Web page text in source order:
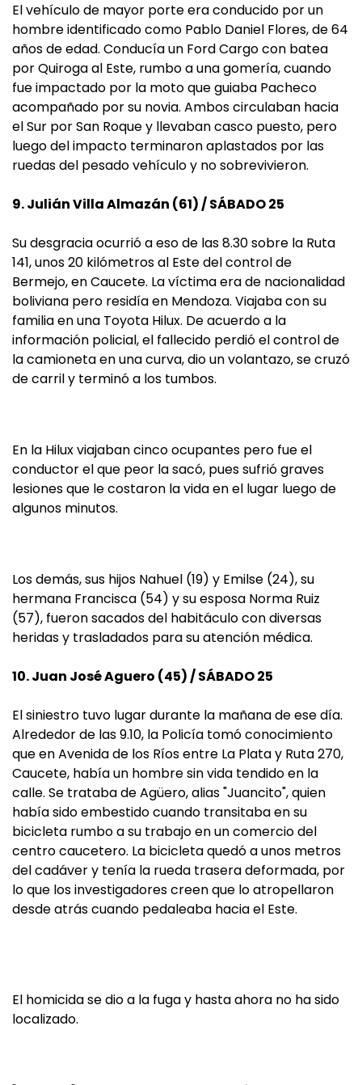
El vehículo de mayor porte era conducido por un
hombre identificado como Pablo Daniel Flores, de 64
años de edad. Conducía un Ford Cargo con batea
por Quiroga al Este, rumbo a una gomería, cuando
fue impactado por la moto que guiaba Pacheco
acompañado por su novia. Ambos circulaban hacia
el Sur por San Roque y llevaban casco puesto, pero
luego del impacto terminaron aplastados por las
ruedas del pesado vehículo y no sobrevivieron.
9. Julián Villa Almazán (61) / SÁBADO 25
Su desgracia ocurrió a eso de las 8.30 sobre la Ruta
141, unos 20 kilómetros al Este del control de
Bermejo, en Caucete. La víctima era de nacionalidad
boliviana pero residía en Mendoza. Viajaba con su
familia en una Toyota Hilux. De acuerdo a la
información policial, el fallecido perdió el control de
la camioneta en una curva, dio un volantazo, se cruzó
de carril y terminó a los tumbos.
En la Hilux viajaban cinco ocupantes pero fue el
conductor el que peor la sacó, pues sufrió graves
lesiones que le costaron la vida en el lugar luego de
algunos minutos.
Los demás, sus hijos Nahuel (19) y Emilse (24), su
hermana Francisca (54) y su esposa Norma Ruiz
(57), fueron sacados del habitáculo con diversas
heridas y trasladados para su atención médica.
10. Juan José Aguero (45) / SÁBADO 25
El siniestro tuvo lugar durante la mañana de ese día.
Alrededor de las 9.10, la Policía tomó conocimiento
que en Avenida de los Ríos entre La Plata y Ruta 270,
Caucete, había un hombre sin vida tendido en la
calle. Se trataba de Agüero, alias "Juancito", quien
había sido embestido cuando transitaba en su
bicicleta rumbo a su trabajo en un comercio del
centro caucetero. La bicicleta quedó a unos metros
del cadáver y tenía la rueda trasera deformada, por
lo que los investigadores creen que lo atropellaron
desde atrás cuando pedaleaba hacia el Este.
El homicida se dio a la fuga y hasta ahora no ha sido
localizado.